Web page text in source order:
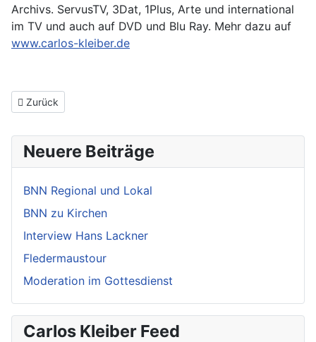
Archivs. ServusTV, 3Dat, 1Plus, Arte und international
im TV und auch auf DVD und Blu Ray. Mehr dazu auf
www.carlos-kleiber.de
Vorheriger Beitrag: Deutschland und Baden im Aufruhr
Zurück
Neuere Beiträge
BNN Regional und Lokal
BNN zu Kirchen
Interview Hans Lackner
Fledermaustour
Moderation im Gottesdienst
Carlos Kleiber Feed